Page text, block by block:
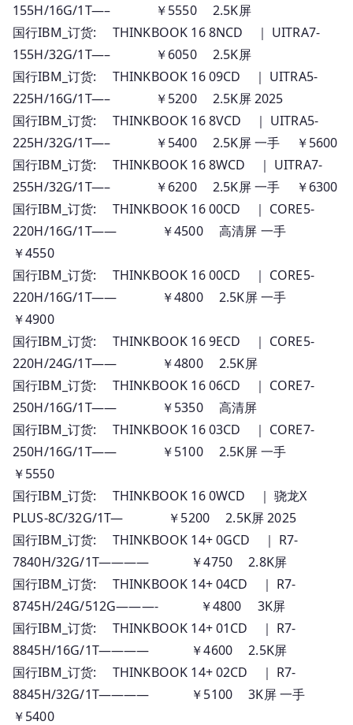
155H/16G/1T—– ￥5550 2.5K屏
国行IBM_订货: THINKBOOK 16 8NCD ｜ UITRA7-
155H/32G/1T—– ￥6050 2.5K屏
国行IBM_订货: THINKBOOK 16 09CD ｜ UITRA5-
225H/16G/1T—– ￥5200 2.5K屏 2025
国行IBM_订货: THINKBOOK 16 8VCD ｜ UITRA5-
225H/32G/1T—– ￥5400 2.5K屏 一手 ￥5600
国行IBM_订货: THINKBOOK 16 8WCD ｜ UITRA7-
255H/32G/1T—– ￥6200 2.5K屏 一手 ￥6300
国行IBM_订货: THINKBOOK 16 00CD ｜ CORE5-
220H/16G/1T—— ￥4500 高清屏 一手
￥4550
国行IBM_订货: THINKBOOK 16 00CD ｜ CORE5-
220H/16G/1T—— ￥4800 2.5K屏 一手
￥4900
国行IBM_订货: THINKBOOK 16 9ECD ｜ CORE5-
220H/24G/1T—— ￥4800 2.5K屏
国行IBM_订货: THINKBOOK 16 06CD ｜ CORE7-
250H/16G/1T—— ￥5350 高清屏
国行IBM_订货: THINKBOOK 16 03CD ｜ CORE7-
250H/16G/1T—— ￥5100 2.5K屏 一手
￥5550
国行IBM_订货: THINKBOOK 16 0WCD ｜ 骁龙X
PLUS-8C/32G/1T— ￥5200 2.5K屏 2025
国行IBM_订货: THINKBOOK 14+ 0GCD ｜ R7-
7840H/32G/1T———— ￥4750 2.8K屏
国行IBM_订货: THINKBOOK 14+ 04CD ｜ R7-
8745H/24G/512G———- ￥4800 3K屏
国行IBM_订货: THINKBOOK 14+ 01CD ｜ R7-
8845H/16G/1T———— ￥4600 2.5K屏
国行IBM_订货: THINKBOOK 14+ 02CD ｜ R7-
8845H/32G/1T———— ￥5100 3K屏 一手
￥5400